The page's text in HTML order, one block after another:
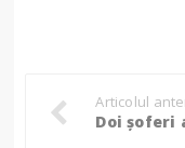
Articolul